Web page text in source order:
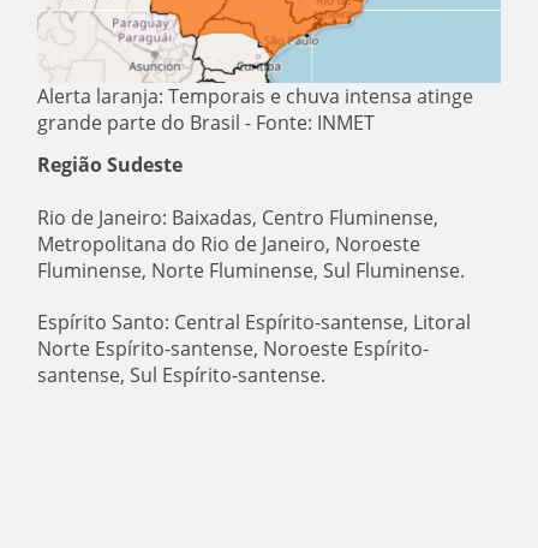
Alerta laranja: Temporais e chuva intensa atinge
grande parte do Brasil - Fonte: INMET
Região Sudeste
Rio de Janeiro: Baixadas, Centro Fluminense,
Metropolitana do Rio de Janeiro, Noroeste
Fluminense, Norte Fluminense, Sul Fluminense.
Espírito Santo: Central Espírito-santense, Litoral
Norte Espírito-santense, Noroeste Espírito-
santense, Sul Espírito-santense.